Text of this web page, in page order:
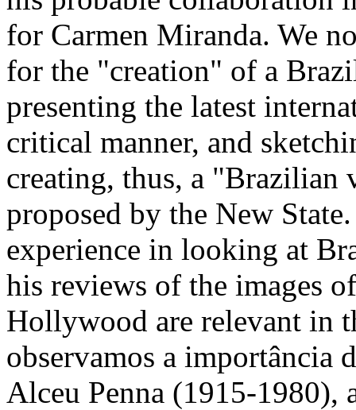
for Carmen Miranda. We
for the "creation" of a
presenting the latest
critical manner, and
creating, thus, a "Brazilian
proposed by the New
experience in looking at
his reviews of the images
Hollywood are relevant in
observamos a importância
Alceu Penna (1915-1980),